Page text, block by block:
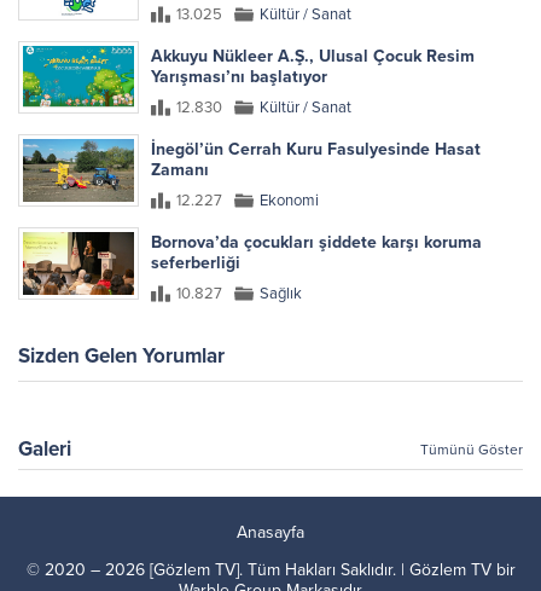
13.025 Kültür / Sanat
Akkuyu Nükleer A.Ş., Ulusal Çocuk Resim
Yarışması’nı başlatıyor
12.830 Kültür / Sanat
İnegöl’ün Cerrah Kuru Fasulyesinde Hasat
Zamanı
12.227 Ekonomi
Bornova’da çocukları şiddete karşı koruma
seferberliği
10.827 Sağlık
Sizden Gelen Yorumlar
Galeri Tümünü Göster
Anasayfa
© 2020 – 2026 [Gözlem TV]. Tüm Hakları Saklıdır. | Gözlem TV bir